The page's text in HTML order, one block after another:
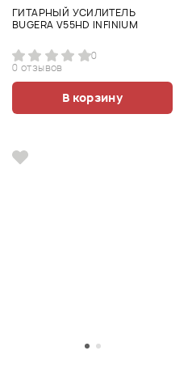
ГИТАРНЫЙ УСИЛИТЕЛЬ
BUGERA V55HD INFINIUM
0
0 отзывов
В корзину